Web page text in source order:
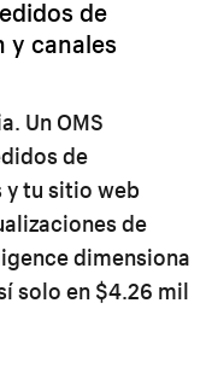
de
y canales
Un OMS
de
tu sitio web
de
dimensiona
solo en $4.26 mil